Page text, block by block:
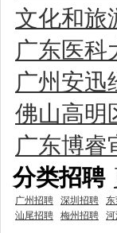
文化和旅
广东医科
广州安迅
佛山高明
广东博睿
分类招聘
广州招聘 深圳招聘
汕尾招聘
梅州招聘